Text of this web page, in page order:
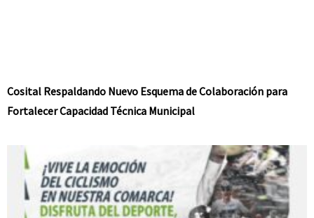
Cosital Respaldando Nuevo Esquema de Colaboración para
Fortalecer Capacidad Técnica Municipal